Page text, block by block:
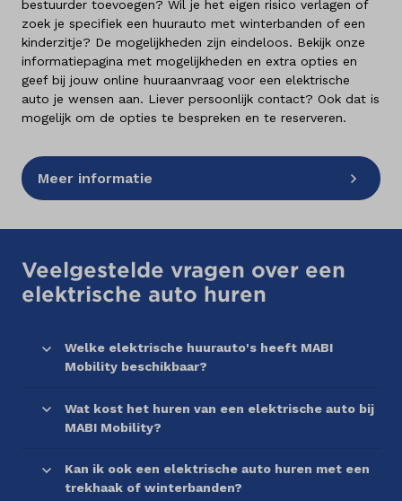
bestuurder toevoegen? Wil je het eigen risico verlagen of
zoek je specifiek een huurauto met winterbanden of een
kinderzitje? De mogelijkheden zijn eindeloos. Bekijk onze
informatiepagina met mogelijkheden en extra opties en
geef bij jouw online huuraanvraag voor een elektrische
auto je wensen aan. Liever persoonlijk contact? Ook dat is
mogelijk om de opties te bespreken en te reserveren.
Meer informatie
Veelgestelde vragen over een
elektrische auto huren
Welke elektrische huurauto's heeft MABI
Mobility beschikbaar?
Wat kost het huren van een elektrische auto bij
MABI Mobility?
Kan ik ook een elektrische auto huren met een
trekhaak of winterbanden?